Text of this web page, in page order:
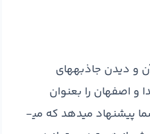
و دیدن جاذبه­های
و اصفهان را بعنوان
مقصد انتخاب کرده و تاریخ پروازتان را مشخص کنید. سپس اسنپ تریپ بلیط­های مختلفی را به شما پیشنهاد می­دهد که می­